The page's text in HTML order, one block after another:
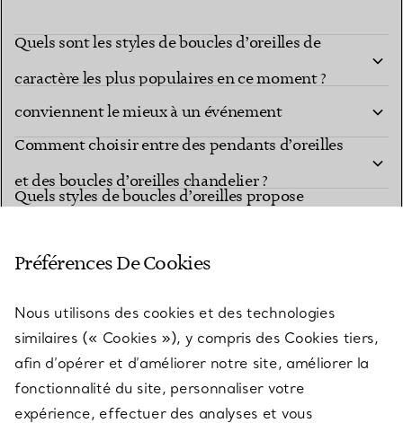
Quels sont les styles de boucles d’oreilles de
caractère les plus populaires en ce moment ?
Quelles collections de boucles d’oreilles Tiffany
conviennent le mieux à un événement
important ?
Comment choisir entre des pendants d’oreilles
et des boucles d’oreilles chandelier ?
Quels styles de boucles d’oreilles propose
Tiffany en diamant ?
Quels styles de boucles d’oreilles de caractère
conviennent aussi bien aux tenues de tous les
jours qu’aux événements formels ?
Préférences De Cookies
Nous utilisons des cookies et des technologies
similaires (« Cookies »), y compris des Cookies tiers,
afin d’opérer et d’améliorer notre site, améliorer la
fonctionnalité du site, personnaliser votre
expérience, effectuer des analyses et vous